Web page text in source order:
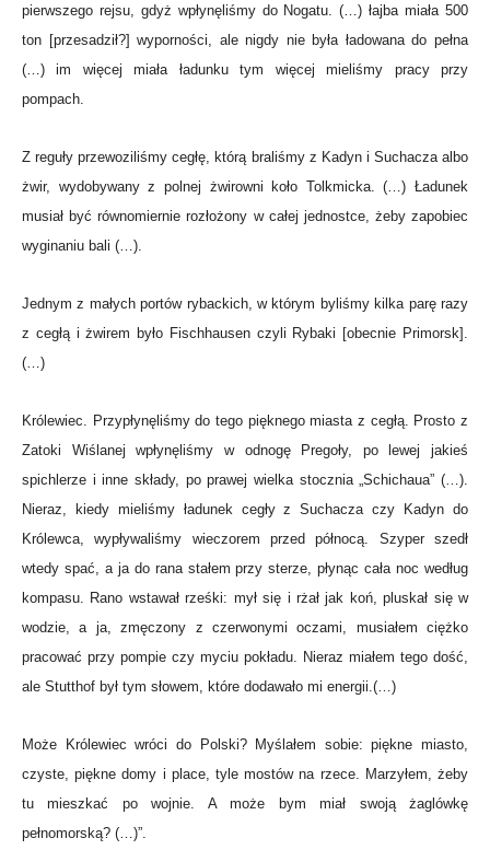
pierwszego rejsu, gdyż wpłynęliśmy do Nogatu. (…) łajba miała 500
ton [przesadził?] wyporności, ale nigdy nie była ładowana do pełna
(…) im więcej miała ładunku tym więcej mieliśmy pracy przy
pompach.
Z reguły przewoziliśmy cegłę, którą braliśmy z Kadyn i Suchacza albo
żwir, wydobywany z polnej żwirowni koło Tolkmicka. (…) Ładunek
musiał być równomiernie rozłożony w całej jednostce, żeby zapobiec
wyginaniu bali (…).
Jednym z małych portów rybackich, w którym byliśmy kilka parę razy
z cegłą i żwirem było Fischhausen czyli Rybaki [obecnie Primorsk].
(…)
Królewiec. Przypłynęliśmy do tego pięknego miasta z cegłą. Prosto z
Zatoki Wiślanej wpłynęliśmy w odnogę Pregoły, po lewej jakieś
spichlerze i inne składy, po prawej wielka stocznia „Schichaua” (…).
Nieraz, kiedy mieliśmy ładunek cegły z Suchacza czy Kadyn do
Królewca, wypływaliśmy wieczorem przed północą. Szyper szedł
wtedy spać, a ja do rana stałem przy sterze, płynąc cała noc według
kompasu. Rano wstawał rześki: mył się i rżał jak koń, pluskał się w
wodzie, a ja, zmęczony z czerwonymi oczami, musiałem ciężko
pracować przy pompie czy myciu pokładu. Nieraz miałem tego dość,
ale Stutthof był tym słowem, które dodawało mi energii.(…)
Może Królewiec wróci do Polski? Myślałem sobie: piękne miasto,
czyste, piękne domy i place, tyle mostów na rzece. Marzyłem, żeby
tu mieszkać po wojnie. A może bym miał swoją żaglówkę
pełnomorską? (…)”.